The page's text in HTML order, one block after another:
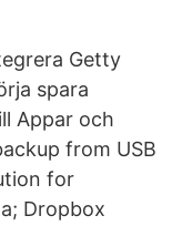
Getty
spara
Appar och
from USB
for
Dropbox